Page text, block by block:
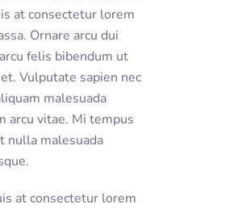
at consectetur lorem
Ornare arcu dui
felis bibendum ut
Vulputate sapien nec
malesuada
arcu vitae. Mi tempus
nulla malesuada
at consectetur lorem